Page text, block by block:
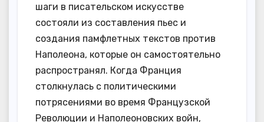
шаги в писательском искусстве
состояли из составления пьес и
создания памфлетных текстов против
Наполеона, которые он самостоятельно
распространял. Когда Франция
столкнулась с политическими
потрясениями во время Французской
Революции и Наполеоновских войн,